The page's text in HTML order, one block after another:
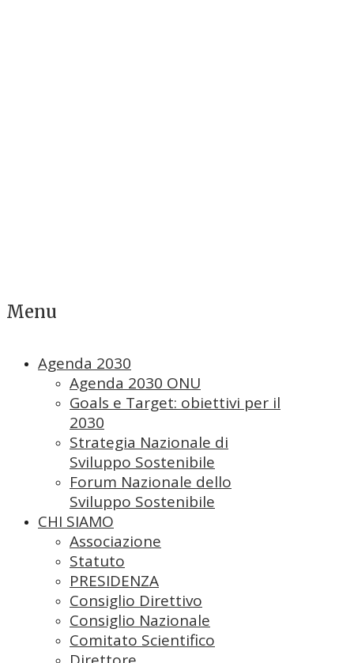
Menu
Agenda 2030
Agenda 2030 ONU
Goals e Target: obiettivi per il
2030
Strategia Nazionale di
Sviluppo Sostenibile
Forum Nazionale dello
Sviluppo Sostenibile
CHI SIAMO
Associazione
Statuto
PRESIDENZA
Consiglio Direttivo
Consiglio Nazionale
Comitato Scientifico